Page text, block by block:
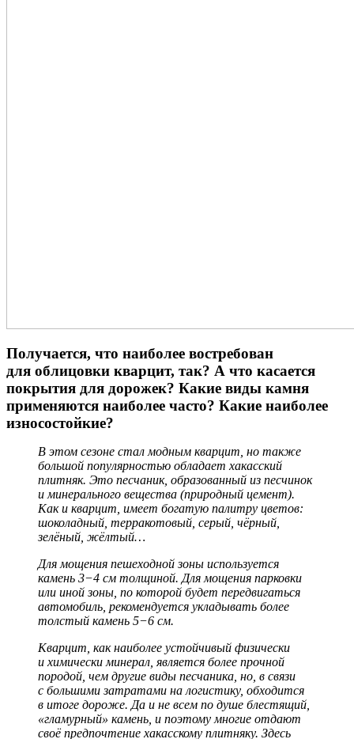
Получается, что наиболее востребован
для облицовки кварцит, так? А что касается
покрытия для дорожек? Какие виды камня
применяются наиболее часто? Какие наиболее
износостойкие?
В этом сезоне стал модным кварцит, но также
большой популярностью обладает хакасский
плитняк. Это песчаник, образованный из песчинок
и минерального вещества (природный цемент).
Как и кварцит, имеет богатую палитру цветов:
шоколадный, терракотовый, серый, чёрный,
зелёный, жёлтый…
Для мощения пешеходной зоны используется
камень 3−4 см толщиной. Для мощения парковки
или иной зоны, по которой будет передвигаться
автомобиль, рекомендуется укладывать более
толстый камень 5−6 см.
Кварцит, как наиболее устойчивый физически
и химически минерал, является более прочной
породой, чем другие виды песчаника, но, в связи
с большими затратами на логистику, обходится
в итоге дороже. Да и не всем по душе блестящий,
«гламурный» камень, и поэтому многие отдают
своё предпочтение хакасскому плитняку. Здесь